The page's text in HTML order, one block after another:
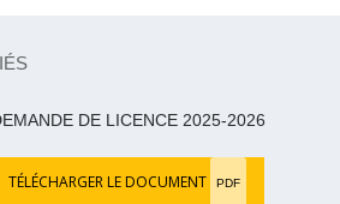
DE LICENCE 2025-2026
TÉLÉCHARGER LE DOCUMENT PDF